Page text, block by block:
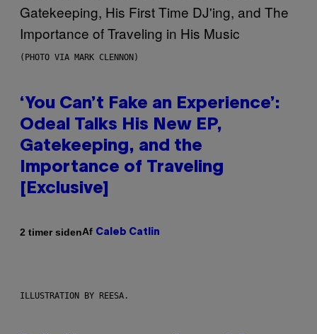
(PHOTO VIA MARK CLENNON)
‘You Can’t Fake an Experience’:
Odeal Talks His New EP,
Gatekeeping, and the
Importance of Traveling
[Exclusive]
2 timer sidenAf Caleb Catlin
ILLUSTRATION BY REESA.